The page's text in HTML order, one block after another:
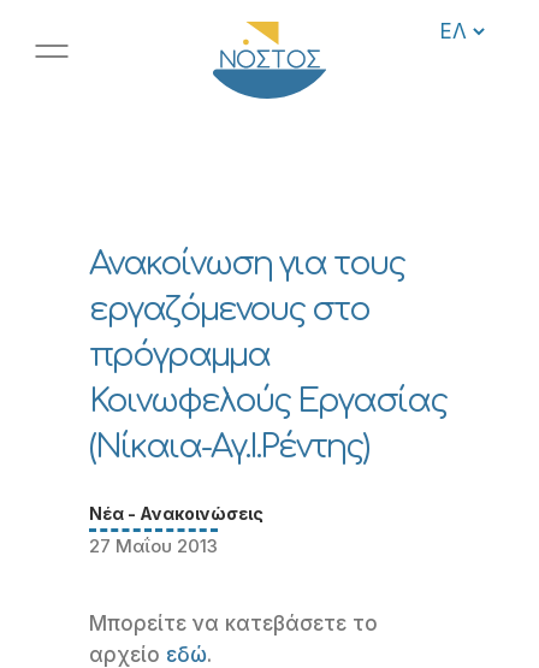
Ανακοίνωση για τους
εργαζόμενους στο
πρόγραμμα
Κοινωφελούς Εργασίας
(Νίκαια-Αγ.Ι.Ρέντης)
Νέα - Ανακοινώσεις
27 Μαΐου 2013
Μπορείτε να κατεβάσετε το
αρχείο εδώ.